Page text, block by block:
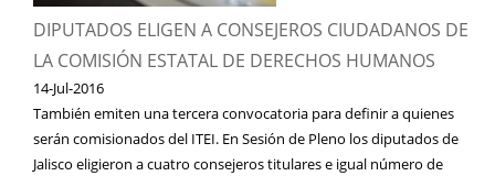
DIPUTADOS ELIGEN A CONSEJEROS CIUDADANOS DE
LA COMISIÓN ESTATAL DE DERECHOS HUMANOS
14-Jul-2016
También emiten una tercera convocatoria para definir a quienes
serán comisionados del ITEI. En Sesión de Pleno los diputados de
Jalisco eligieron a cuatro consejeros titulares e igual número de